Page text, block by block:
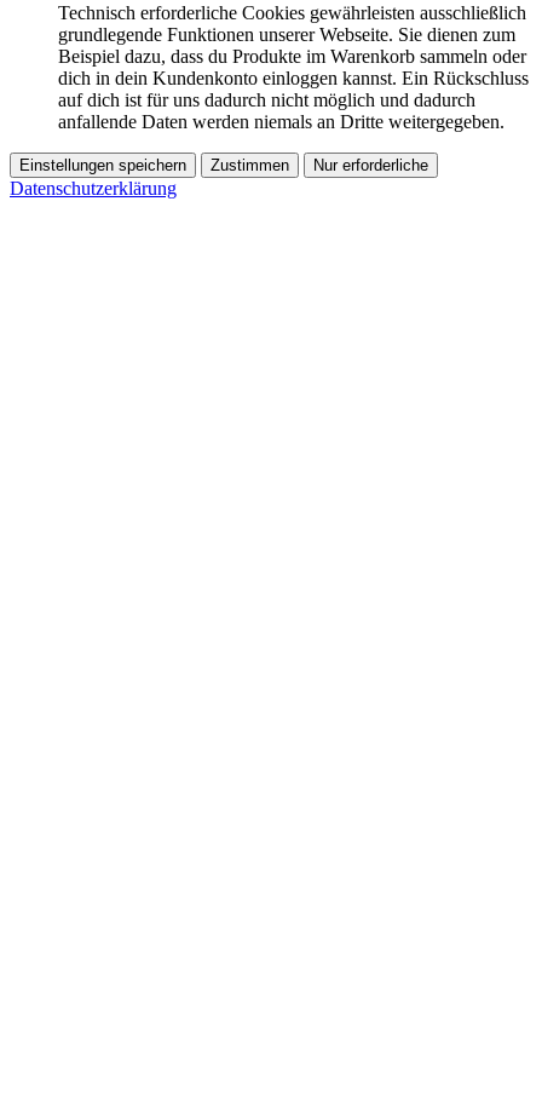
Technisch erforderliche Cookies gewährleisten ausschließlich
grundlegende Funktionen unserer Webseite. Sie dienen zum
Beispiel dazu, dass du Produkte im Warenkorb sammeln oder
dich in dein Kundenkonto einloggen kannst. Ein Rückschluss
auf dich ist für uns dadurch nicht möglich und dadurch
anfallende Daten werden niemals an Dritte weitergegeben.
Einstellungen speichern Zustimmen Nur erforderliche
Datenschutzerklärung